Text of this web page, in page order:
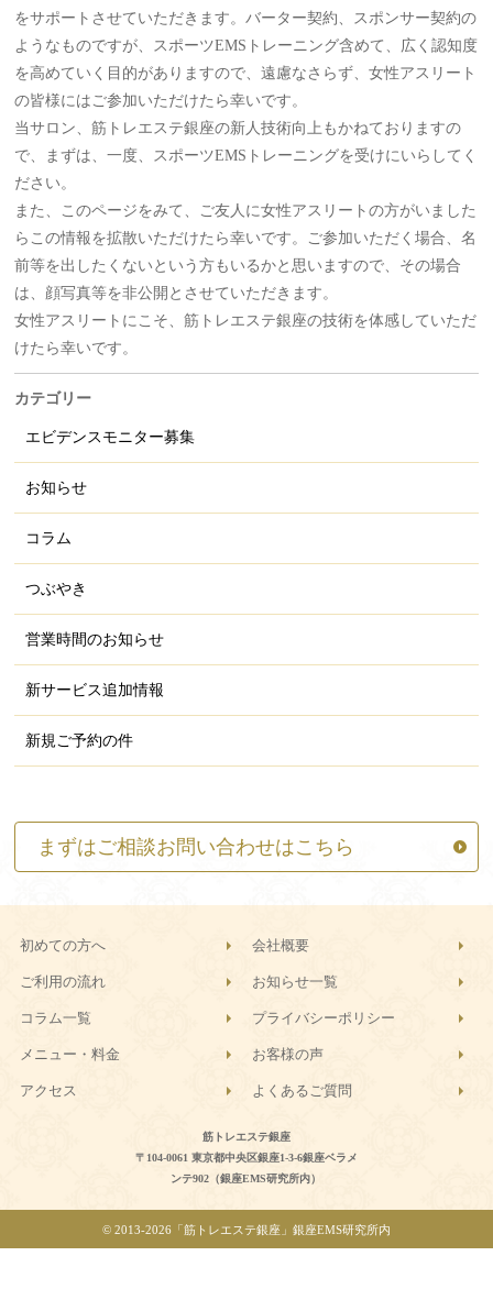
をサポートさせていただきます。バーター契約、スポンサー契約の
ようなものですが、スポーツEMSトレーニング含めて、広く認知度
を高めていく目的がありますので、遠慮なさらず、女性アスリート
の皆様にはご参加いただけたら幸いです。
当サロン、筋トレエステ銀座の新人技術向上もかねておりますの
で、まずは、一度、スポーツEMSトレーニングを受けにいらしてく
ださい。
また、このページをみて、ご友人に女性アスリートの方がいました
らこの情報を拡散いただけたら幸いです。ご参加いただく場合、名
前等を出したくないという方もいるかと思いますので、その場合
は、顔写真等を非公開とさせていただきます。
女性アスリートにこそ、筋トレエステ銀座の技術を体感していただ
けたら幸いです。
カテゴリー
エビデンスモニター募集
お知らせ
コラム
つぶやき
営業時間のお知らせ
新サービス追加情報
新規ご予約の件
まずはご相談お問い合わせはこちら
筋トレエステ銀座
〒104-0061 東京都中央区銀座1-3-6銀座ベラメ
ンテ902（銀座EMS研究所内）
初めての方へ 会社概要
ご利用の流れ お知らせ一覧
コラム一覧 プライバシーポリシー
メニュー・料金 お客様の声
アクセス よくあるご質問
© 2013-2026「筋トレエステ銀座」銀座EMS研究所内